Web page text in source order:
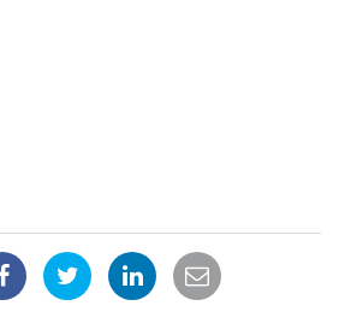
PartagerPartagerPartagerPartager